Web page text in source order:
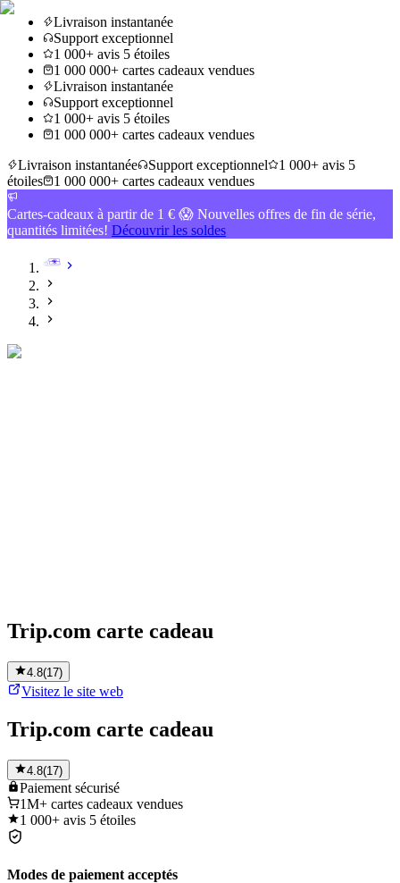
Livraison instantanée
Support exceptionnel
1 000+ avis 5 étoiles
1 000 000+ cartes cadeaux vendues
Livraison instantanée
Support exceptionnel
1 000+ avis 5 étoiles
1 000 000+ cartes cadeaux vendues
Livraison instantanée
Support exceptionnel
1 000+ avis 5
étoiles
1 000 000+ cartes cadeaux vendues
Cartes-cadeaux à partir de 1 € 😱 Nouvelles offres de fin de série,
quantités limitées! Découvrir les soldes
Trip.com carte cadeau
4.8(17)
Visitez le site web
Trip.com carte cadeau
4.8(17)
Paiement sécurisé
1M+ cartes cadeaux vendues
1 000+ avis 5 étoiles
Modes de paiement acceptés